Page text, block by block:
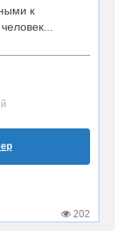
к
202